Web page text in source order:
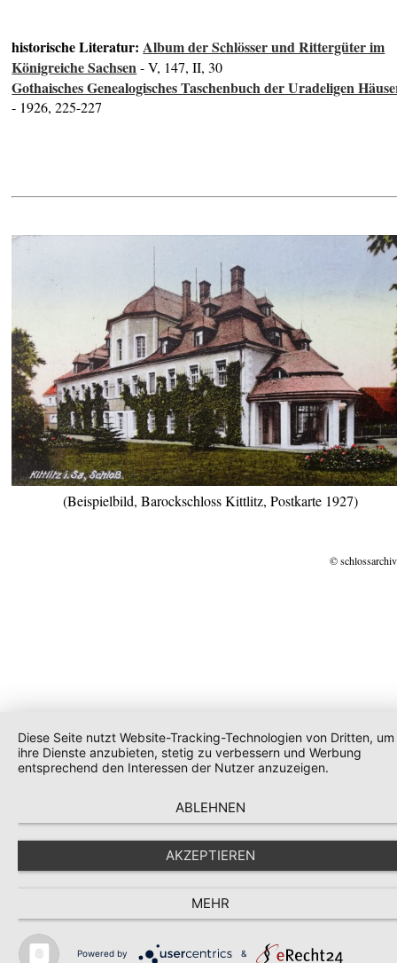
historische Literatur:Album der Schlösser und Rittergüter im
Königreiche Sachsen- V, 147, II, 30
Gothaisches Genealogisches Taschenbuch der Uradeligen
- 1926, 225-227
(Beispielbild, Barockschloss Kittlitz, Postkarte 1927)
©
Diese Seite nutzt Website-Tracking-Technologien von Dritten, um
ihre Dienste anzubieten, stetig zu verbessern und Werbung
entsprechend den Interessen der Nutzer anzuzeigen.
ABLEHNEN
AKZEPTIEREN
MEHR
Powered by &